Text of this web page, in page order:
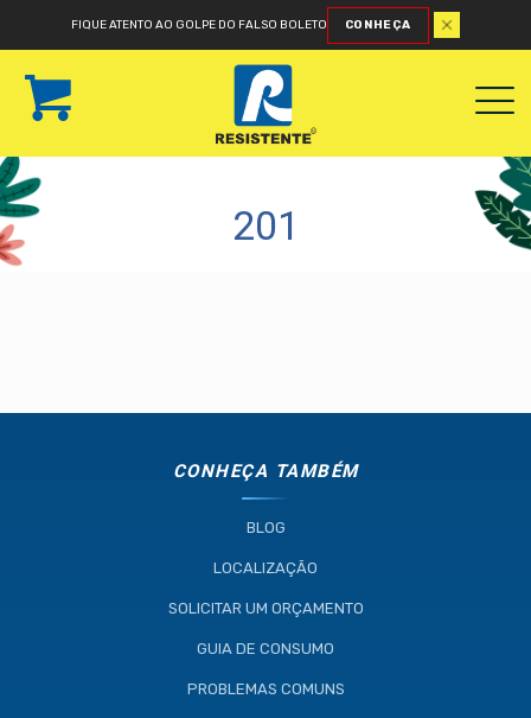
FIQUE ATENTO AO GOLPE DO FALSO BOLETO CONHEÇA
201
CONHEÇA TAMBÉM
BLOG
LOCALIZAÇÃO
SOLICITAR UM ORÇAMENTO
GUIA DE CONSUMO
PROBLEMAS COMUNS